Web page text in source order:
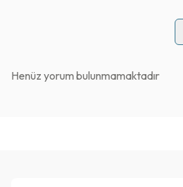
Henüz yorum bulunmamaktadır